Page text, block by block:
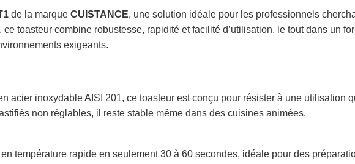
de la marque CUISTANCE, une solution idéale pour les professionnels
toasteur combine robustesse, rapidité et facilité d’utilisation, le tout dans un
exigeants.
acier inoxydable AISI 201, ce toasteur est conçu pour résister à une utilisation
non réglables, il reste stable même dans des cuisines animées.
température rapide en seulement 30 à 60 secondes, idéale pour des